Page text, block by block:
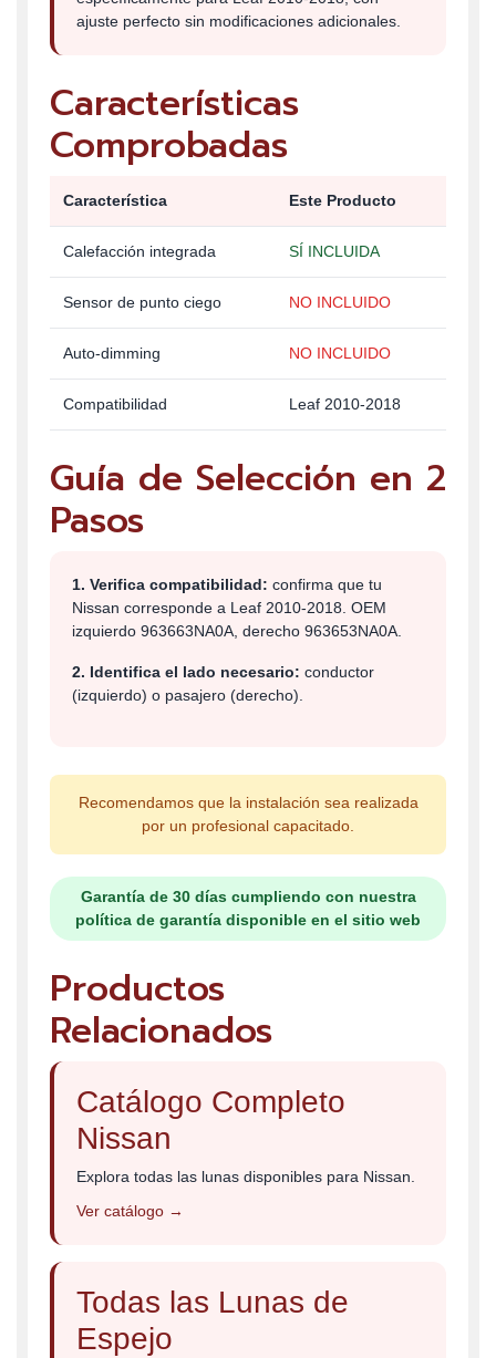
ajuste perfecto sin modificaciones adicionales.
Características
Comprobadas
Característica Este Producto
Calefacción integrada SÍ INCLUIDA
Sensor de punto ciego NO INCLUIDO
Auto-dimming NO INCLUIDO
Compatibilidad Leaf 2010-2018
Guía de Selección en 2
Pasos
1. Verifica compatibilidad: confirma que tu
Nissan corresponde a Leaf 2010-2018. OEM
izquierdo 963663NA0A, derecho 963653NA0A.
2. Identifica el lado necesario: conductor
(izquierdo) o pasajero (derecho).
Recomendamos que la instalación sea realizada
por un profesional capacitado.
Garantía de 30 días cumpliendo con nuestra
política de garantía disponible en el sitio web
Productos
Relacionados
Catálogo Completo
Nissan
Explora todas las lunas disponibles para Nissan.
Ver catálogo →
Todas las Lunas de
Espejo